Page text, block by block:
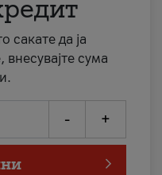
сакате да ја
сума
- +